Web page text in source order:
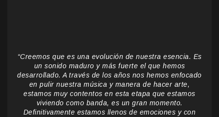
“Creemos que es una evolución de nuestra esencia. Es
un sonido maduro y más fuerte el que hemos
desarrollado. A través de los años nos hemos enfocado
en pulir nuestra música y manera de hacer arte,
estamos muy contentos en esta etapa que estamos
viviendo como banda, es un gran momento.
Definitivamente estamos llenos de emociones y con